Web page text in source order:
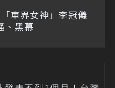
車界女神」李冠儀
、黑幕